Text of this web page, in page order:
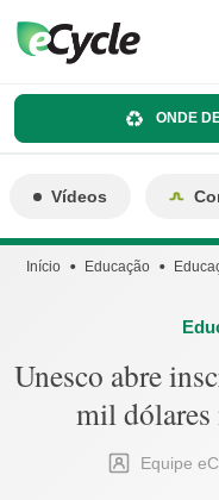
ONDE
Vídeos
Início Educação
Unesco abre
mil dólares
Equipe